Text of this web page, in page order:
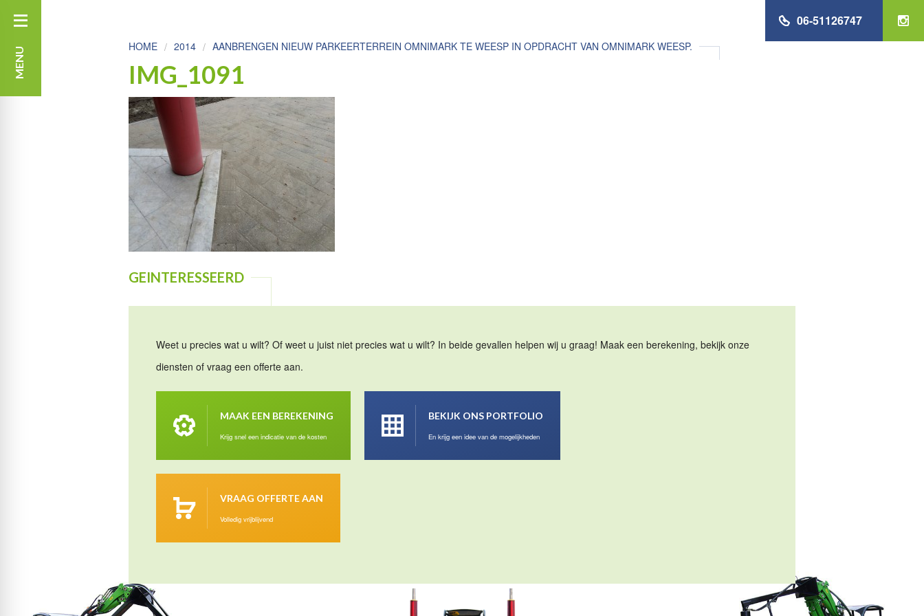
MENU
06-51126747
HOME 2014 AANBRENGEN NIEUW PARKEERTERREIN OMNIMARK TE WEESP IN OPDRACHT VAN OMNIMARK WEESP.
IMG_1091
GEINTERESSEERD
Weet u precies wat u wilt? Of weet u juist niet precies wat u wilt? In beide gevallen helpen wij u graag! Maak een berekening, bekijk onze
diensten of vraag een offerte aan.
MAAK EEN BEREKENING
Krijg snel een indicatie van de kosten
BEKIJK ONS PORTFOLIO
En krijg een idee van de mogelijkheden
VRAAG OFFERTE AAN
Volledig vrijblijvend